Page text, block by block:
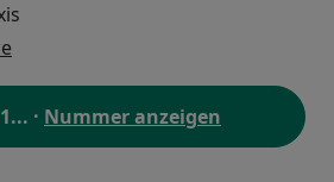
... · Nummer anzeigen